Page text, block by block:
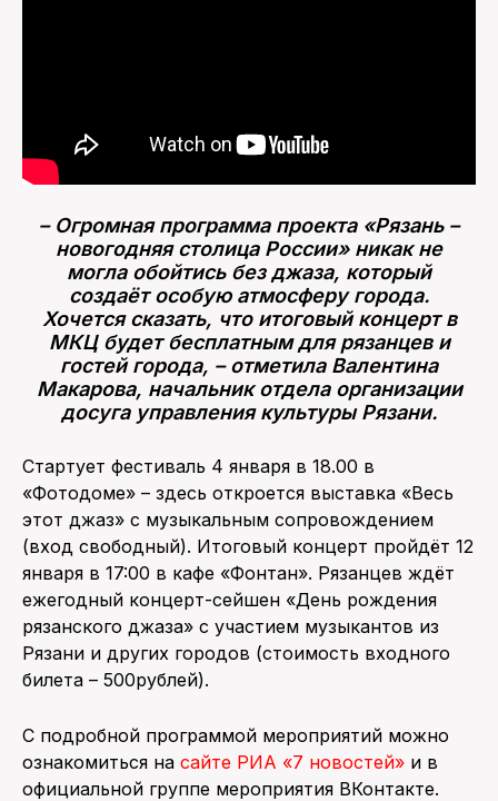
– Огромная программа проекта «Рязань –
новогодняя столица России» никак не
могла обойтись без джаза, который
создаёт особую атмосферу города.
Хочется сказать, что итоговый концерт в
МКЦ будет бесплатным для рязанцев и
гостей города, – отметила Валентина
Макарова, начальник отдела организации
досуга управления культуры Рязани.
Стартует фестиваль 4 января в 18.00 в
«Фотодоме» – здесь откроется выставка «Весь
этот джаз» с музыкальным сопровождением
(вход свободный). Итоговый концерт пройдёт 12
января в 17:00 в кафе «Фонтан». Рязанцев ждёт
ежегодный концерт-сейшен «День рождения
рязанского джаза» с участием музыкантов из
Рязани и других городов (стоимость входного
билета – 500рублей).
С подробной программой мероприятий можно
ознакомиться на сайте РИА «7 новостей» и в
официальной группе мероприятия ВКонтакте.